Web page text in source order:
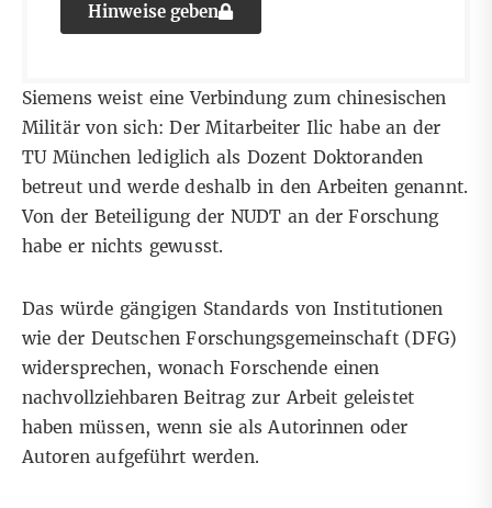
Hinweise geben
Siemens weist eine Verbindung zum chinesischen
Militär von sich: Der Mitarbeiter Ilic habe an der
TU München lediglich als Dozent Doktoranden
betreut und werde deshalb in den Arbeiten genannt.
Von der Beteiligung der NUDT an der Forschung
habe er nichts gewusst.
Das würde gängigen Standards von Institutionen
wie der Deutschen Forschungsgemeinschaft (DFG)
widersprechen, wonach Forschende einen
nachvollziehbaren Beitrag zur Arbeit geleistet
haben müssen, wenn sie als Autorinnen oder
Autoren aufgeführt werden.